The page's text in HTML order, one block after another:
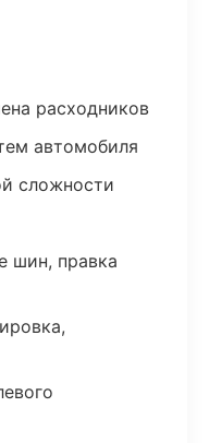
расходников
автомобиля
сложности
шин, правка